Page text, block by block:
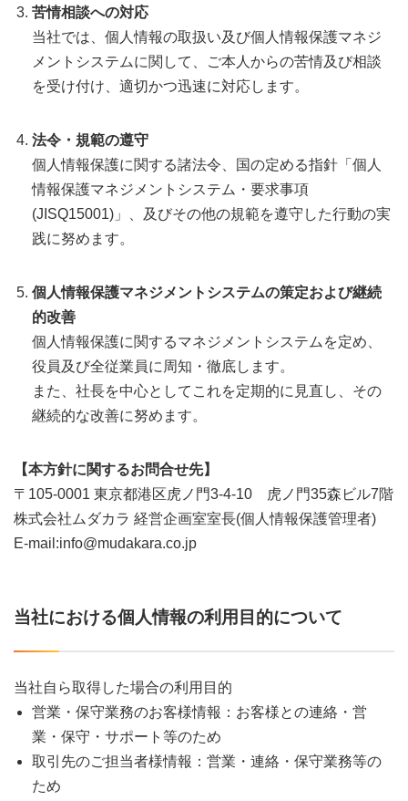
苦情相談への対応
当社では、個人情報の取扱い及び個人情報保護マネジ
メントシステムに関して、ご本人からの苦情及び相談
を受け付け、適切かつ迅速に対応します。
法令・規範の遵守
個人情報保護に関する諸法令、国の定める指針「個人
情報保護マネジメントシステム・要求事項
(JISQ15001)」、及びその他の規範を遵守した行動の実
践に努めます。
個人情報保護マネジメントシステムの策定および継続
的改善
個人情報保護に関するマネジメントシステムを定め、
役員及び全従業員に周知・徹底します。
また、社長を中心としてこれを定期的に見直し、その
継続的な改善に努めます。
【本方針に関するお問合せ先】
〒105-0001 東京都港区虎ノ門3-4-10 虎ノ門35森ビル7階
株式会社ムダカラ 経営企画室室長(個人情報保護管理者)
E-mail:info@mudakara.co.jp
当社における個人情報の利用目的について
当社自ら取得した場合の利用目的
営業・保守業務のお客様情報：お客様との連絡・営
業・保守・サポート等のため
取引先のご担当者様情報：営業・連絡・保守業務等の
ため